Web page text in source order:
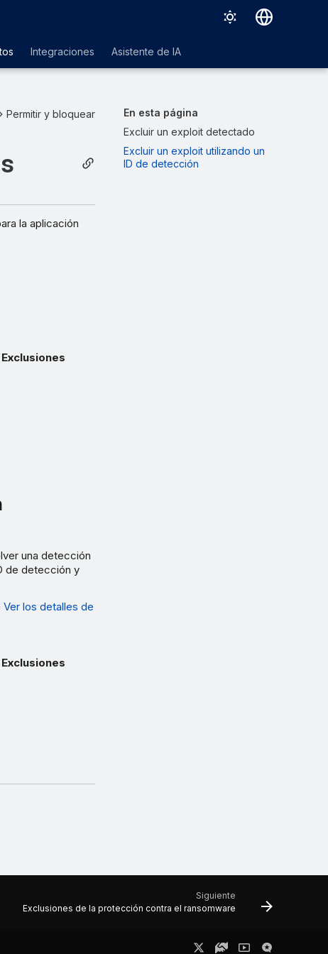
Français
Italiano
Integraciones Asistente de IA
En esta página
Excluir un exploit detectado
Excluir un exploit utilizando un
ID de detección
Permitir y bloquear
la aplicación
Exclusiones
una detección
de detección y
Ver los detalles de
Exclusiones
Siguiente
Exclusiones de la protección contra el ransomware